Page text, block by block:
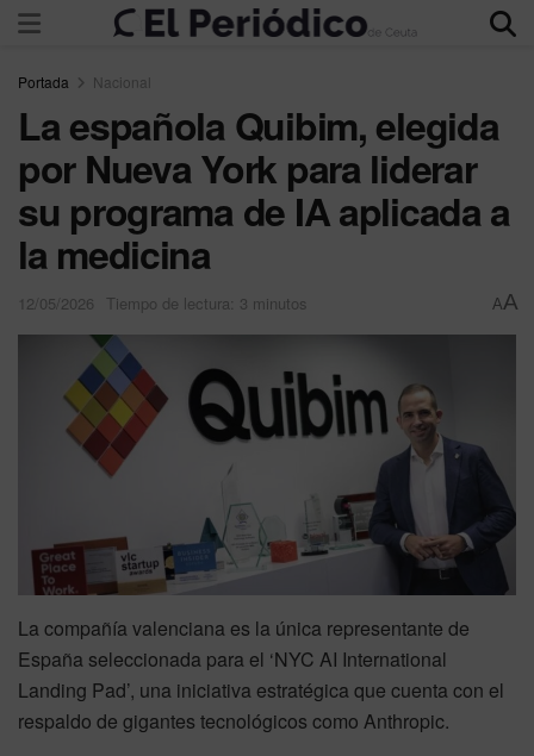
Portada Nacional
La española Quibim, elegida
por Nueva York para liderar
su programa de IA aplicada a
la medicina
12/05/2026 Tiempo de lectura: 3 minutos AA
La compañía valenciana es la única representante de
España seleccionada para el ‘NYC AI International
Landing Pad’, una iniciativa estratégica que cuenta con el
respaldo de gigantes tecnológicos como Anthropic.